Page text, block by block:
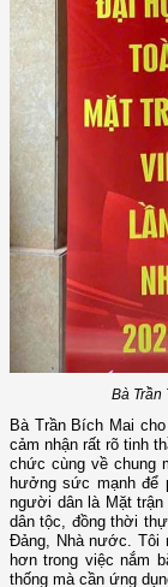
Bà Trần
Bà Trần Bích Mai
cảm nhận rất rõ tinh
chức cùng về chung
hưởng sức mạnh để
người dân là Mặt
dân tộc, đồng thời
Đảng, Nhà nước. Tôi
hơn trong việc nắm
thống mà cần ứng